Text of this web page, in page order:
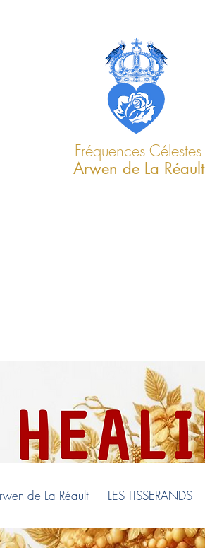
Arwen de La Réault
Fréquences Célestes
de La Réault LES TISSERANDS